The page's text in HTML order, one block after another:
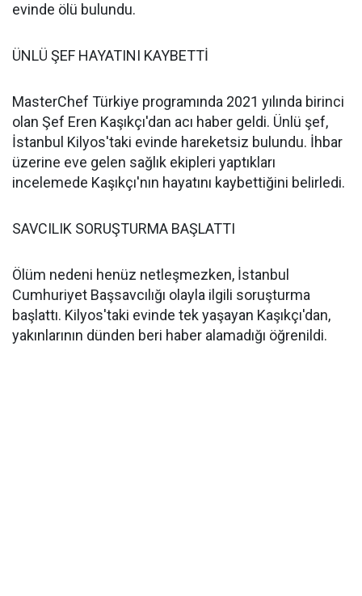
evinde ölü bulundu.
ÜNLÜ ŞEF HAYATINI KAYBETTİ
MasterChef Türkiye programında 2021 yılında birinci
olan Şef Eren Kaşıkçı'dan acı haber geldi. Ünlü şef,
İstanbul Kilyos'taki evinde hareketsiz bulundu. İhbar
üzerine eve gelen sağlık ekipleri yaptıkları
incelemede Kaşıkçı'nın hayatını kaybettiğini belirledi.
SAVCILIK SORUŞTURMA BAŞLATTI
Ölüm nedeni henüz netleşmezken, İstanbul
Cumhuriyet Başsavcılığı olayla ilgili soruşturma
başlattı. Kilyos'taki evinde tek yaşayan Kaşıkçı'dan,
yakınlarının dünden beri haber alamadığı öğrenildi.